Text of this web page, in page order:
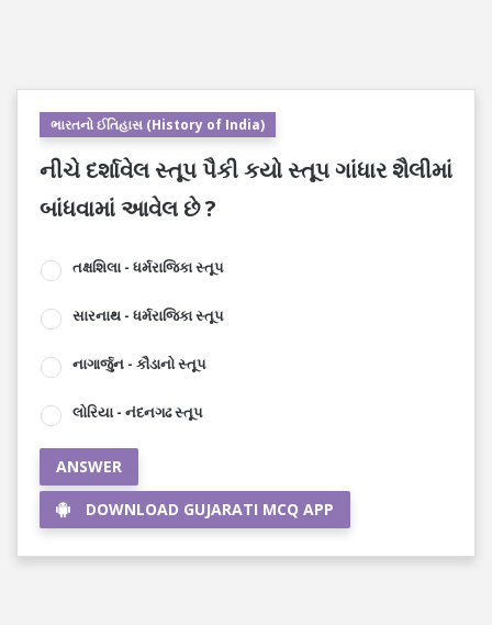
ભારતનો ઈતિહાસ (History of India)
નીચે દર્શાવેલ સ્તૂપ પૈકી કયો સ્તૂપ ગાંધાર શૈલીમાં
બાંધવામાં આવેલ છે ?
તક્ષશિલા - ધર્મરાજિકા સ્તૂપ
સારનાથ - ધર્મરાજિકા સ્તૂપ
નાગાર્જુન - કૌડાનો સ્તૂપ
લોરિયા - નંદનગઢ સ્તૂપ
ANSWER
DOWNLOAD GUJARATI MCQ APP